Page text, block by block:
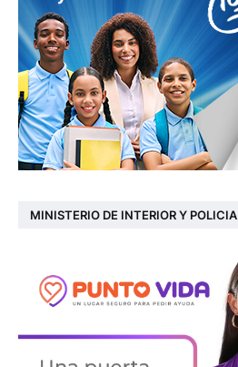
MINISTERIO DE INTERIOR Y POLICIA